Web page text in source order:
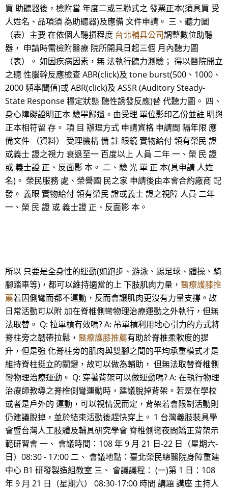
買 助聽器後，檢附當 年度二或三聯式之 發票正本(須具買 受
人姓名、品項須 為助聽器)及應備 文件申請。 三、聽力圖
（表）主要 在依個人聽損程度 台北輔具公司調整數位助聽
器， 申請時需檢附醫療 院所開具日起三個 月內聽力圖
（表）。 如因疾病因素，無 法執行聽力測驗； 得以醫院開立
之聽 性腦幹反應檢查 ABR(click)及 tone burst(500、1000、
2000 頻率閾值)或 ABR(click)及 ASSR (Auditory Steady-
State Response 穩定狀態 聽性誘發反應)替 代聽力圖。 四、
身心障礙證明正本 驗畢歸還。由受理 單位影印乙份並註 明與
正本相符留 存。 項 目 辦理方式 申請資格 申請間 隔年限 應
備文件 （資料） 受理機構 備 註 眼鏡 實物給付 領有榮民 證
或義士 證之視力 衰退至一 百度以上 人員 二年 一、榮 民 證
或 義士證 正、反面影 本。 二、驗 光 單 正 本(具申請 人姓
名)。 榮民服務 處、榮譽國 民之家 申請後由本會合約廠商 配
發。 義眼 實物給付 領有榮民 證或義士 證之視障 人員 二年
一、榮 民 證 或 義士證 正、反面影 本。
所以 只要是全身性的運動(如跑步、游泳、踢足球、體操、騎
腳踏車等)，都可以維持適當的上 下肢肌肉力量， 醫療護膝推
薦若因側彎而都不運動，反而會讓肌肉更沒有力量支撐。故
日常活動可以附 加在脊椎側彎物理治療運動之外執行，但無
法取替。 Q: 拉單槓有效嗎? A: 吊單槓利用地心引力的方式將
脊柱旁之韌帶拉鬆， 醫療護膝推薦有助於脊椎柔軟度的提
升，但是強 化脊柱旁的肌肉與雙腳之間的平均承重模式才是
維持脊柱挺立的關鍵，故可以做為輔助， 但無法取替脊椎側
彎物理治療運動。 Q: 穿著背架可以做運動嗎? A: 在執行物理
治療師教導之脊椎側彎運動時，建議脫掉背架。若是在學校
或者是戶外的 運動，可以視情況而定，背架若會限制活動則
仍建議脫掉，並於結束活動後趕快穿上。 1 台灣義肢裝具學
會暨台灣人工肢體及輔具研究學會 脊椎側彎夜間矯正背架示
範研習會 一、 會議時間：108 年 9 月 21 日-22 日（星期六-
日）08:30 - 17:00 二、 會議地點：臺北榮民總醫院身障重建
中心 B1 研發製造組教室 三、 會議議程： (一)第 1 日：108
年 9 月 21 日（星期六） 08:30-17:00 時間 講題 講座 主持人